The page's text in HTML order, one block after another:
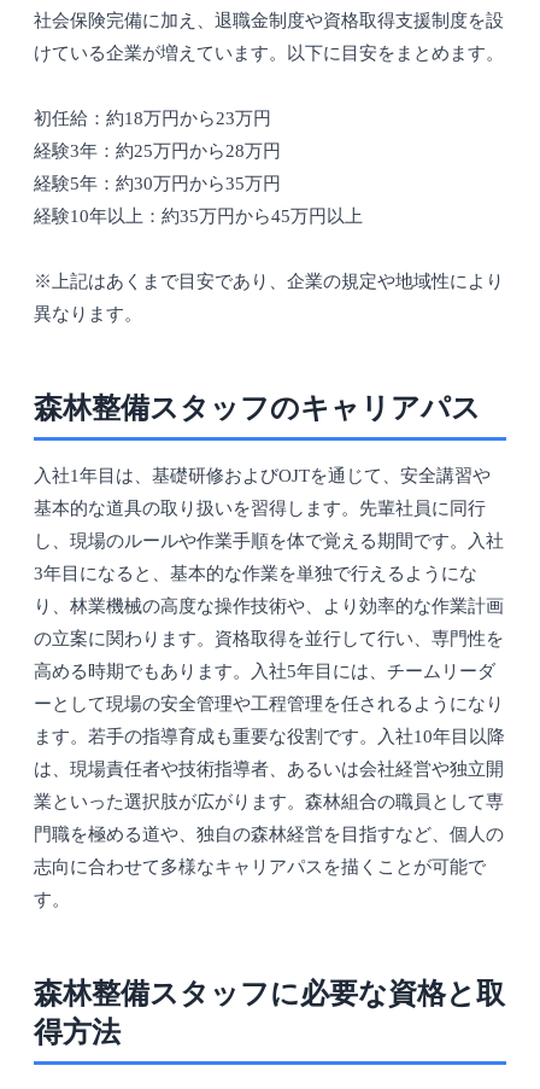
社会保険完備に加え、退職金制度や資格取得支援制度を設
けている企業が増えています。以下に目安をまとめます。
初任給：約18万円から23万円
経験3年：約25万円から28万円
経験5年：約30万円から35万円
経験10年以上：約35万円から45万円以上
※上記はあくまで目安であり、企業の規定や地域性により
異なります。
森林整備スタッフのキャリアパス
入社1年目は、基礎研修およびOJTを通じて、安全講習や
基本的な道具の取り扱いを習得します。先輩社員に同行
し、現場のルールや作業手順を体で覚える期間です。入社
3年目になると、基本的な作業を単独で行えるようにな
り、林業機械の高度な操作技術や、より効率的な作業計画
の立案に関わります。資格取得を並行して行い、専門性を
高める時期でもあります。入社5年目には、チームリーダ
ーとして現場の安全管理や工程管理を任されるようになり
ます。若手の指導育成も重要な役割です。入社10年目以降
は、現場責任者や技術指導者、あるいは会社経営や独立開
業といった選択肢が広がります。森林組合の職員として専
門職を極める道や、独自の森林経営を目指すなど、個人の
志向に合わせて多様なキャリアパスを描くことが可能で
す。
森林整備スタッフに必要な資格と取
得方法